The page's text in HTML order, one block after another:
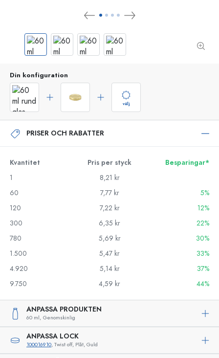
Din konfiguration
välj
PRISER OCH RABATTER
Kvantitet Pris per styck
Besparingar*
1
8,21 kr
60
7,77 kr
5%
120
7,22 kr
12%
300
6,35 kr
22%
780
5,69 kr
30%
1.500
5,47 kr
33%
4.920
5,14 kr
37%
9.750
4,59 kr 44%
ANPASSA PRODUKTEN
60 ml, Genomskinlig
ANPASSA LOCK
100016910, Twist off, Plåt, Guld